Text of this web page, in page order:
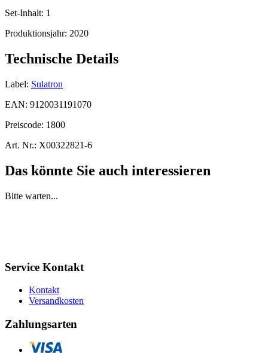
Set-Inhalt: 1
Produktionsjahr: 2020
Technische Details
Label: Sulatron
EAN: 9120031191070
Preiscode: 1800
Art. Nr.: X00322821-6
Das könnte Sie auch interessieren
Bitte warten...
Service Kontakt
Kontakt
Versandkosten
Zahlungsarten